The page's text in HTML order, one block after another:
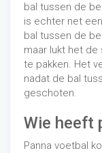
bal tussen de
is echter net
bal tussen de
maar lukt het
te pakken. Het
nadat de bal
geschoten.
Wie heeft
Panna voetbal